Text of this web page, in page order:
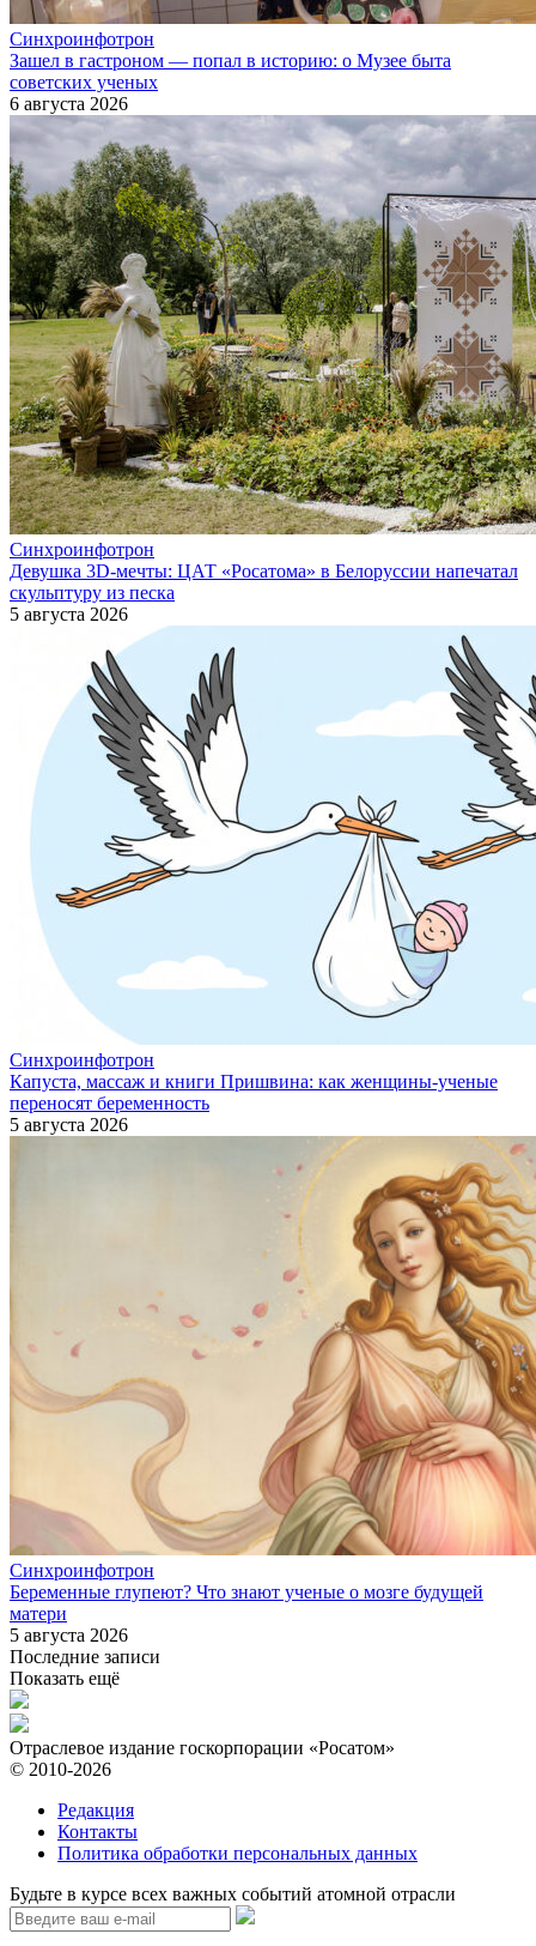
Синхроинфотрон
Зашел в гастроном — попал в историю: о Музее быта
советских ученых
6 августа 2026
Синхроинфотрон
Девушка 3D-мечты: ЦАТ «Росатома» в Белоруссии напечатал
скульптуру из песка
5 августа 2026
Синхроинфотрон
Капуста, массаж и книги Пришвина: как женщины-ученые
переносят беременность
5 августа 2026
Синхроинфотрон
Беременные глупеют? Что знают ученые о мозге будущей
матери
5 августа 2026
Последние записи
Показать ещё
Отраслевое издание госкорпорации «Росатом»
© 2010-2026
Редакция
Контакты
Политика обработки персональных данных
Будьте в курсе всех важных событий атомной отрасли